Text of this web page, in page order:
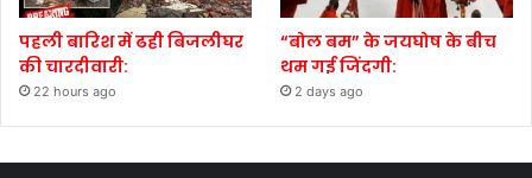
पहली बारिश में ढही बिजलीघर
की चारदीवारी:
22 hours ago
“बोल बम” के जयघोष के बीच
थम गई जिंदगी:
2 days ago